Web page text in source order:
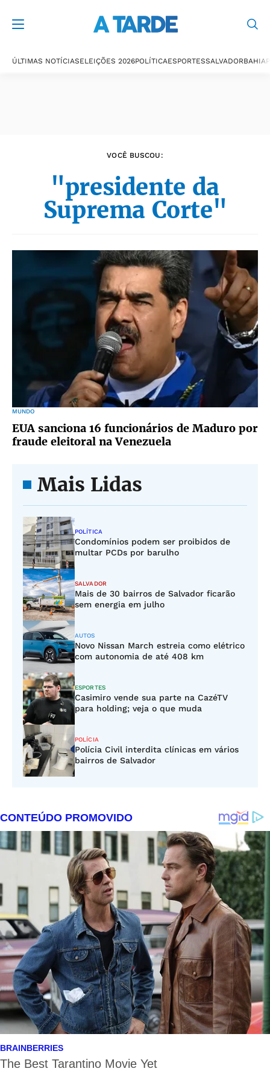
ÚLTIMAS NOTÍCIASELEIÇÕES 2026POLÍTICAESPORTESSALVADORBAHIA
VOCÊ BUSCOU:
"presidente da
Suprema Corte"
MUNDO
EUA sanciona 16 funcionários de Maduro por
fraude eleitoral na Venezuela
Mais Lidas
POLÍTICA
Condomínios podem ser proibidos de
multar PCDs por barulho
SALVADOR
Mais de 30 bairros de Salvador ficarão
sem energia em julho
AUTOS
Novo Nissan March estreia como elétrico
com autonomia de até 408 km
ESPORTES
Casimiro vende sua parte na CazéTV
para holding; veja o que muda
POLÍCIA
Polícia Civil interdita clínicas em vários
bairros de Salvador